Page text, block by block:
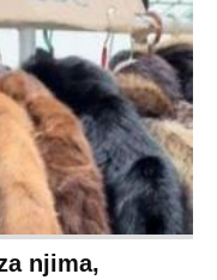
njima,